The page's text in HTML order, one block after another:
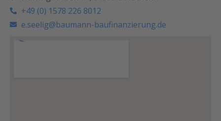
+49 (0) 1578 226 8012
e.seelig@baumann-baufinanzierung.de